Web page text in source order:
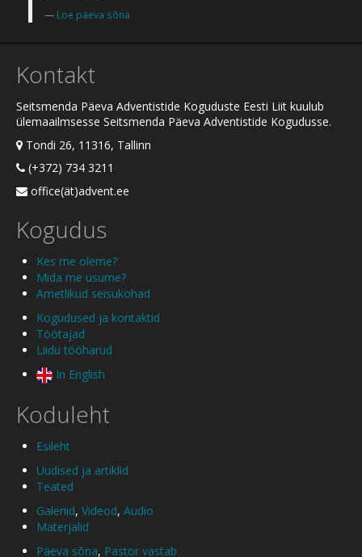
Loe päeva sõna
Kontakt
Seitsmenda Päeva Adventistide Koguduste Eesti Liit kuulub
ülemaailmsesse Seitsmenda Päeva Adventistide Kogudusse.
Tondi 26, 11316, Tallinn
(+372) 734 3211
office(ät)advent.ee
Kogudus
Kes me oleme?
Mida me usume?
Ametlikud seisukohad
Kogudused ja kontaktid
Töötajad
Liidu tööharud
In English
Koduleht
Esileht
Uudised ja artiklid
Teated
Galeriid, Videod, Audio
Materjalid
Päeva sõna, Pastor vastab